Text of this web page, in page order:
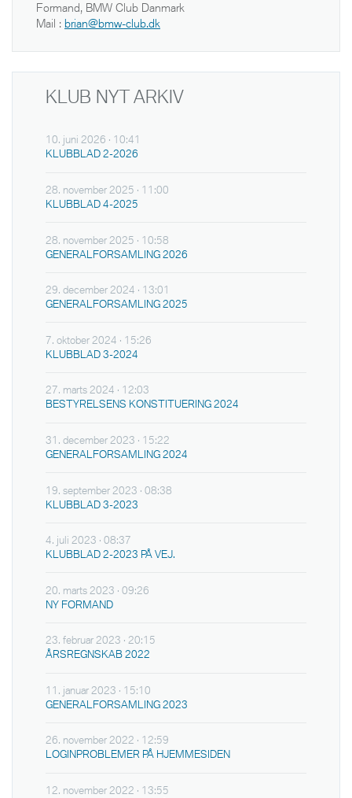
Formand, BMW Club Danmark
Mail : brian@bmw-club.dk
KLUB NYT ARKIV
10. juni 2026 · 10:41
KLUBBLAD 2-2026
28. november 2025 · 11:00
KLUBBLAD 4-2025
28. november 2025 · 10:58
GENERALFORSAMLING 2026
29. december 2024 · 13:01
GENERALFORSAMLING 2025
7. oktober 2024 · 15:26
KLUBBLAD 3-2024
27. marts 2024 · 12:03
BESTYRELSENS KONSTITUERING 2024
31. december 2023 · 15:22
GENERALFORSAMLING 2024
19. september 2023 · 08:38
KLUBBLAD 3-2023
4. juli 2023 · 08:37
KLUBBLAD 2-2023 PÅ VEJ.
20. marts 2023 · 09:26
NY FORMAND
23. februar 2023 · 20:15
ÅRSREGNSKAB 2022
11. januar 2023 · 15:10
GENERALFORSAMLING 2023
26. november 2022 · 12:59
LOGINPROBLEMER PÅ HJEMMESIDEN
12. november 2022 · 13:55